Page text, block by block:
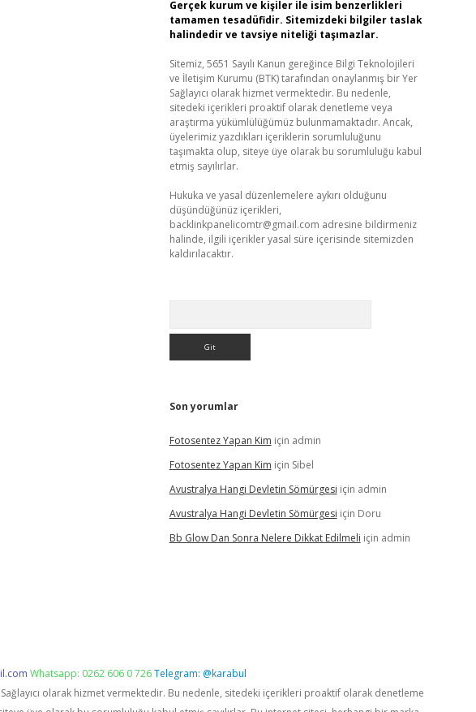
Gerçek kurum ve kişiler ile isim benzerlikleri
tamamen tesadüfidir. Sitemizdeki bilgiler taslak
halindedir ve tavsiye niteliği taşımazlar.
Sitemiz, 5651 Sayılı Kanun gereğince Bilgi Teknolojileri
ve İletişim Kurumu (BTK) tarafından onaylanmış bir Yer
Sağlayıcı olarak hizmet vermektedir. Bu nedenle,
sitedeki içerikleri proaktif olarak denetleme veya
araştırma yükümlülüğümüz bulunmamaktadır. Ancak,
üyelerimiz yazdıkları içeriklerin sorumluluğunu
taşımakta olup, siteye üye olarak bu sorumluluğu kabul
etmiş sayılırlar.
Hukuka ve yasal düzenlemelere aykırı olduğunu
düşündüğünüz içerikleri,
backlinkpanelicomtr@gmail.com adresine bildirmeniz
halinde, ilgili içerikler yasal süre içerisinde sitemizden
kaldırılacaktır.
Son yorumlar
Fotosentez Yapan Kim için admin
Fotosentez Yapan Kim için Sibel
Avustralya Hangi Devletin Sömürgesi için admin
Avustralya Hangi Devletin Sömürgesi için Doru
Bb Glow Dan Sonra Nelere Dikkat Edilmeli için admin
Whatsapp: 0262 606 0 726Telegram: @karabul
olarak hizmet vermektedir. Bu nedenle, sitedeki içerikleri proaktif olarak denetleme